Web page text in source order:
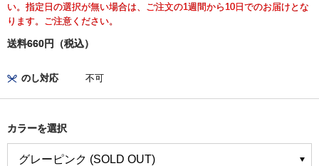
い。指定日の選択が無い場合は、ご注文の1週間から10日でのお届けとな
ります。ご注意ください。
送料660円（税込）
のし対応 不可
カラーを選択